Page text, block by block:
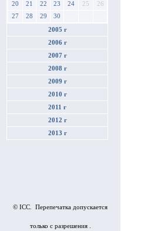
20
21 22 23 24 25
26
27
28 29 30
2005 г
2006 г
2007 г
2008 г
2009 г
2010 г
2011 г
2012 г
2013 г
© ICC. Перепечатка допускается
только с разрешения .